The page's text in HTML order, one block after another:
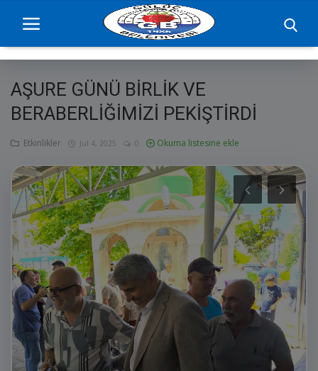
Ana Sayfa
Başkan
Yönetim
Hizmetler
Duyurular
Etkinlikler
E-Belediye
İletişim
AŞURE GÜNÜ BİRLİK VE
BERABERLİĞİMİZİ PEKİŞTİRDİ
Etkinlikler Jul 4, 2025 0 Okuma listesine ekle